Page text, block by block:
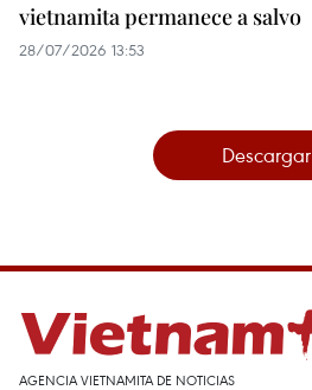
vietnamita permanece a salvo
28/07/2026 13:53
Descargar
AGENCIA VIETNAMITA DE NOTICIAS